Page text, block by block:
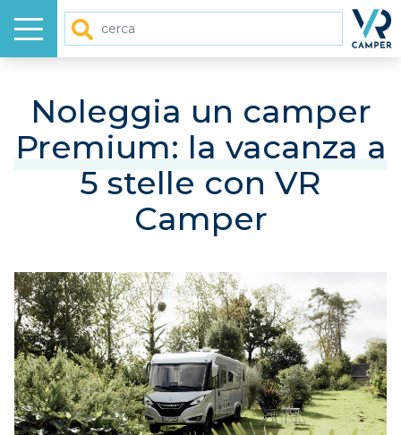
Menu
NUOVO
VIDEO
ARTICOLI
DOVE SIAMO
Noleggia un camper
Premium: la vacanza a
5 stelle con VR
Camper